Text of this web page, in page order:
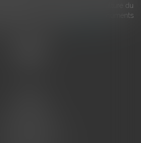
que la commission de la culture du
2026, à la gestion des monuments
une ressour...